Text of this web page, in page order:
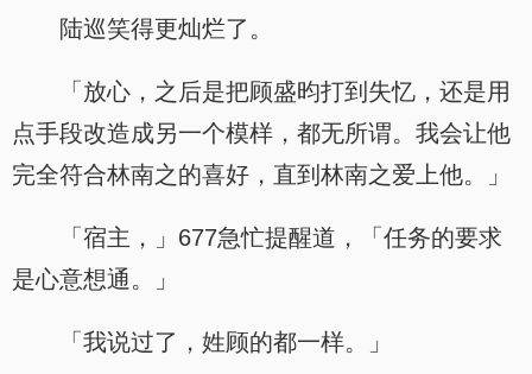
陆巡笑得更灿烂了。
「放心，之后是把顾盛昀打到失忆，还是用
点手段改造成另一个模样，都无所谓。我会让他
完全符合林南之的喜好，直到林南之爱上他。」
「宿主，」677急忙提醒道，「任务的要求
是心意想通。」
「我说过了，姓顾的都一样。」